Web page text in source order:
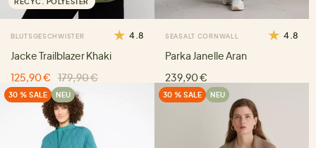
BLUTSGESCHWISTER 4.8
Jacke Trailblazer Khaki
125,90 €
179,90 €
SEASALT CORNWALL 4.8
Parka Janelle Aran
239,90 €
30 % SALE NEU 30 % SALE NEU